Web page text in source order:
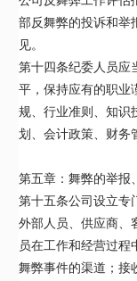
部反舞弊的投诉和举
见。
第十四条纪委人员应
平，保持应有的职业
规、行业准则、知识
划、会计政策、财务
第五章：舞弊的举报
第十五条公司设立专
外部人员、供应商、
员在工作和经营过程
舞弊事件的渠道；接